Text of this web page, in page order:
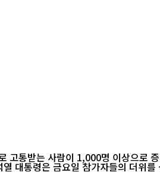
고통받는 사람이 1,000명 이상으로
대통령은 금요일 참가자들의 더위